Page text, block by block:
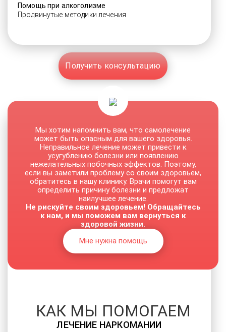
Помощь при алкоголизме
Продвинутые методики лечения
Получить консультацию
ЛЕЧЕНИЕ НАРКОМАНИИ
Мы хотим напомнить вам, что самолечение
может быть опасным для вашего здоровья.
Неправильное лечение может привести к
усугублению болезни или появлению
нежелательных побочных эффектов. Поэтому,
если вы заметили проблему со своим здоровьем,
обратитесь в нашу клинику. Врачи помогут вам
определить причину болезни и предложат
наилучшее лечение.
Не рискуйте своим здоровьем! Обращайтесь
к нам, и мы поможем вам вернуться к
здоровой жизни.
Мне нужна помощь
КАК МЫ ПОМОГАЕМ